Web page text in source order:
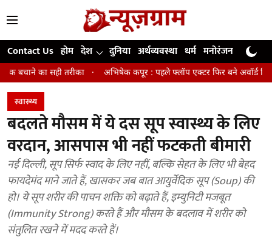
Contact Us होम देश दुनिया अर्थव्यवस्था धर्म मनोरंजन खेल
अभिषेक कपूर : पहले फ्लॉप एक्टर फिर बने अवॉर्ड विनिंग डायरेक्टर
स्वास्थ्य
बदलते मौसम में ये दस सूप स्वास्थ्य के लिए
वरदान, आसपास भी नहीं फटकती बीमारी
नई दिल्ली, सूप सिर्फ स्वाद के लिए नहीं, बल्कि सेहत के लिए भी बेहद
फायदेमंद माने जाते हैं, खासकर जब बात आयुर्वेदिक सूप (Soup) की
हो। ये सूप शरीर की पाचन शक्ति को बढ़ाते हैं, इम्युनिटी मजबूत
(Immunity Strong) करते हैं और मौसम के बदलाव में शरीर को
संतुलित रखने में मदद करते हैं।